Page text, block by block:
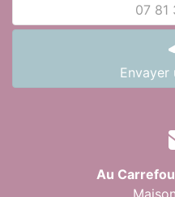
07 81
Envayer
Au